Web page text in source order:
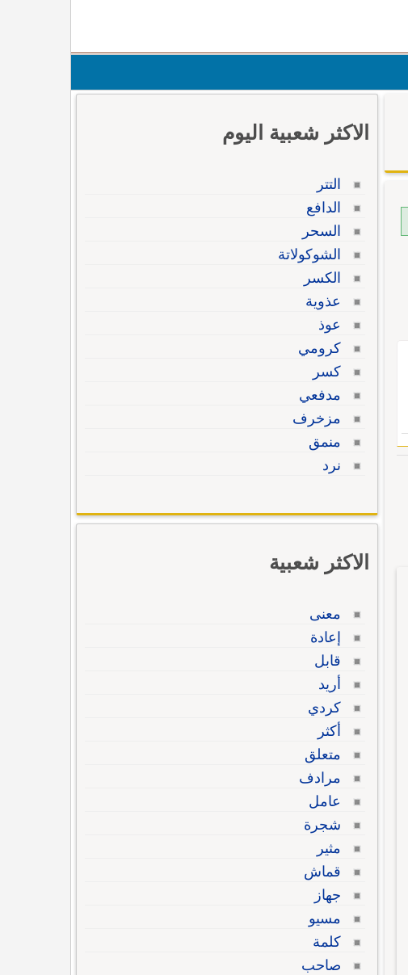
الاكثر شعبية اليوم
التتر
الدافع
السحر
الشوكولاتة
الكسر
عذوية
عوذ
كرومي
كسر
مدفعي
مزخرف
منمق
نرد
الاكثر شعبية
معنى
إعادة
قابل
أريد
كردي
أكثر
متعلق
مرادف
عامل
شجرة
مثير
قماش
جهاز
مسيو
كلمة
صاحب